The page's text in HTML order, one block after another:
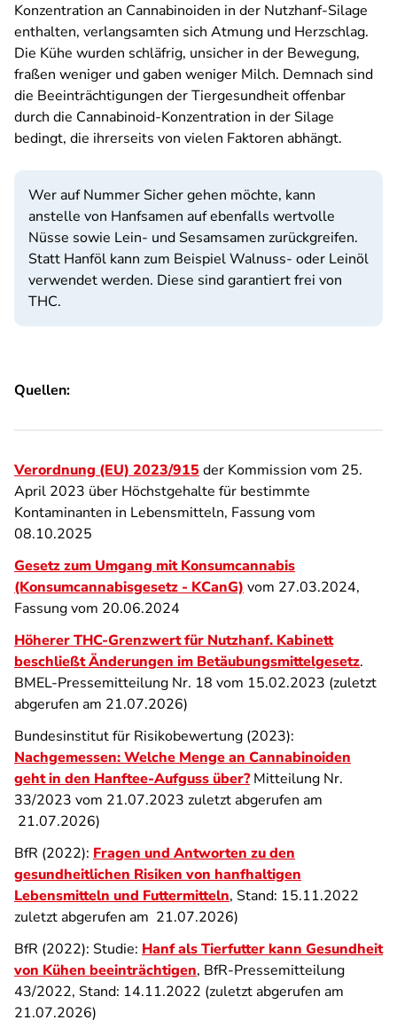
Konzentration an Cannabinoiden in der Nutzhanf-Silage
enthalten, verlangsamten sich Atmung und Herzschlag.
Die Kühe wurden schläfrig, unsicher in der Bewegung,
fraßen weniger und gaben weniger Milch. Demnach sind
die Beeinträchtigungen der Tiergesundheit offenbar
durch die Cannabinoid-Konzentration in der Silage
bedingt, die ihrerseits von vielen Faktoren abhängt.
Wer auf Nummer Sicher gehen möchte, kann
anstelle von Hanfsamen auf ebenfalls wertvolle
Nüsse sowie Lein- und Sesamsamen zurückgreifen.
Statt Hanföl kann zum Beispiel Walnuss- oder Leinöl
verwendet werden. Diese sind garantiert frei von
THC.
Quellen:
Verordnung (EU) 2023/915 der Kommission vom 25.
April 2023 über Höchstgehalte für bestimmte
Kontaminanten in Lebensmitteln, Fassung vom
08.10.2025
Gesetz zum Umgang mit Konsumcannabis
(Konsumcannabisgesetz - KCanG) vom 27.03.2024,
Fassung vom 20.06.2024
Höherer THC-Grenzwert für Nutzhanf. Kabinett
beschließt Änderungen im Betäubungsmittelgesetz.
BMEL-Pressemitteilung Nr. 18 vom 15.02.2023 (zuletzt
abgerufen am 21.07.2026)
Bundesinstitut für Risikobewertung (2023):
Nachgemessen: Welche Menge an Cannabinoiden
geht in den Hanftee-Aufguss über?Mitteilung Nr.
33/2023 vom 21.07.2023 zuletzt abgerufen am
21.07.2026)
BfR (2022): Fragen und Antworten zu den
gesundheitlichen Risiken von hanfhaltigen
Lebensmitteln und Futtermitteln, Stand: 15.11.2022
zuletzt abgerufen am 21.07.2026)
BfR (2022): Studie: Hanf als Tierfutter kann Gesundheit
von Kühen beeinträchtigen, BfR-Pressemitteilung
43/2022, Stand: 14.11.2022 (zuletzt abgerufen am
21.07.2026)